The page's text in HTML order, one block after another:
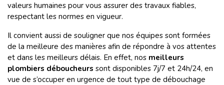
valeurs humaines pour vous assurer des travaux fiables,
respectant les normes en vigueur.
Il convient aussi de souligner que nos équipes sont formées
de la meilleure des manières afin de répondre à vos attentes
et dans les meilleurs délais. En effet, nos meilleurs
plombiers déboucheurs sont disponibles 7j/7 et 24h/24, en
vue de s’occuper en urgence de tout type de débouchage